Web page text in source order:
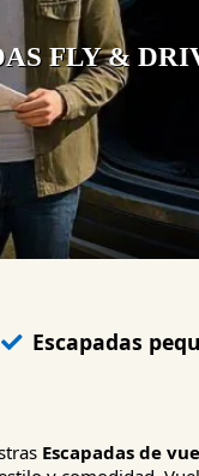
FLY &
Escapadas
Escapadas de